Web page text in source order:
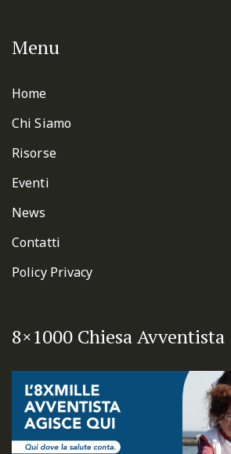
Menu
Home
Chi Siamo
Risorse
Eventi
News
Contatti
Policy Privacy
8×1000 Chiesa Avventista